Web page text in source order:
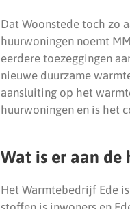
Dat Woonstede toch zo
huurwoningen noemt
eerdere toezeggingen
nieuwe duurzame
aansluiting op het
huurwoningen en is het
Wat is er aan de
Het Warmtebedrijf Ede